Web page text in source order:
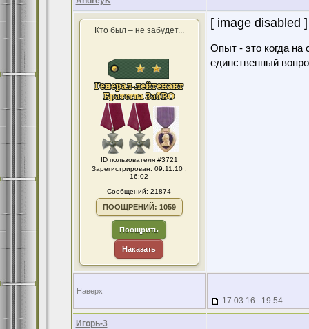
Кто был – не забудет...
ID пользователя #3721
Зарегистрирован: 09.11.10 :
16:02
Сообщений: 21874
ПООЩРЕНИЙ: 1059
Поощрить
Наказать
[ image disabled ]
Опыт - это когда на
единственный
Наверх
17.03.16 : 19:54
Игорь-3